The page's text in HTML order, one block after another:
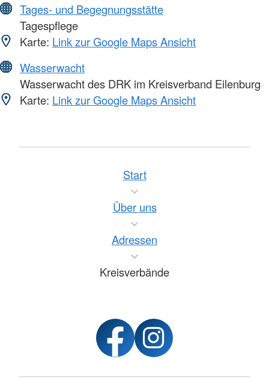
Tages- und Begegnungsstätte
Tagespflege
Karte: Link zur Google Maps Ansicht
Wasserwacht
Wasserwacht des DRK im Kreisverband Eilenburg
Karte: Link zur Google Maps Ansicht
Start
Über uns
Adressen
Kreisverbände